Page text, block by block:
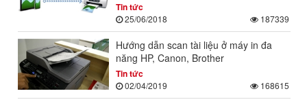
Tin tức
25/06/2018 187339
Hướng dẫn scan tài liệu ở máy in đa
năng HP, Canon, Brother
Tin tức
02/04/2019 168615